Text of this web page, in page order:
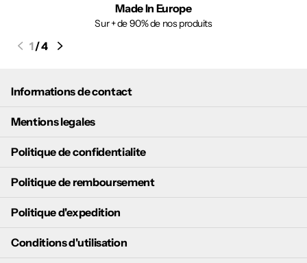
Made In Europe
Sur + de 90% de nos produits
1/4
Informations de contact
Mentions legales
Politique de confidentialite
Politique de remboursement
Politique d'expedition
Conditions d'utilisation